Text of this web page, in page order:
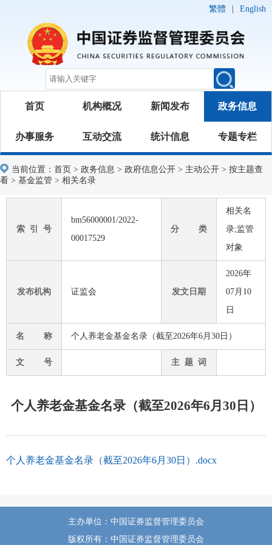
繁體 English
首页 机构概况 新闻发布 政务信息
办事服务 互动交流 统计信息 专题专栏
当前位置： 首页 > 政务信息 > 政府信息公开 > 主动公开 > 按主题查
看 > 基金监管 > 相关名录
索 引 号
bm56000001/2022-
00017529
分 类
相关名
录;监管
对象
发布机构 证监会 发文日期
2026年
07月10
日
名 称 个人养老金基金名录（截至2026年6月30日）
文 号 主 题 词
个人养老金基金名录（截至2026年6月30日）
个人养老金基金名录（截至2026年6月30日）.docx
主办单位：中国证券监督管理委员会
版权所有：中国证券监督管理委员会